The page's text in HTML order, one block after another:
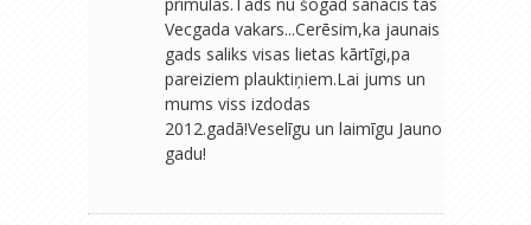
Vecgada vakars...Cerēsim,ka jaunais
gads saliks visas lietas kārtīgi,pa
pareiziem plauktiņiem.Lai jums un
mums viss izdodas
2012.gadā!Veselīgu un laimīgu Jauno
gadu!